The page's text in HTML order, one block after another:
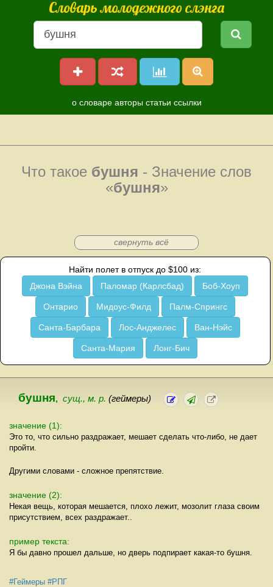
Словарь молодежного слэнга
о словаре авторы статьи ссылки
Что такое бушня - Значение слов
«бушня»
свернуть всё
Найти полет в отпуск до $100 из:
Джона Вэйна
Паломар (Карлсбад) Боб-Хоуп
Онтарио Мидоус-Филд Палм-Спрингс
Санта-Барбара Лос-Анджелес Ван-Нэйс
Санта-Мария Лонг-Бич
бушня, сущ., м. р. (геймеры)
значение (1):
Это то, что сильно раздражает, мешает сделать что-либо, не дает
пройти.
Другими словами - сложное препятствие.
значение (2):
Некая вещь, которая мешается, плохо лежит, мозолит глаза своим
присутствием, всех раздражает..
пример текста:
Я бы давно прошел дальше, но дверь подпирает какая-то бушня.
#Геймеры #РПГ